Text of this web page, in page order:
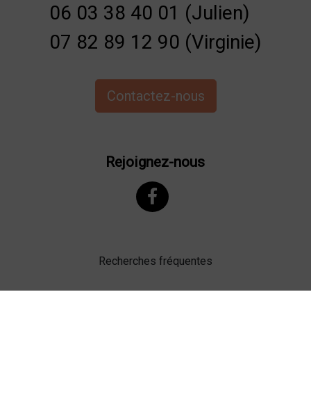
06 03 38 40 01 (Julien)
07 82 89 12 90 (Virginie)
Contactez-nous
Rejoignez-nous
Recherches fréquentes